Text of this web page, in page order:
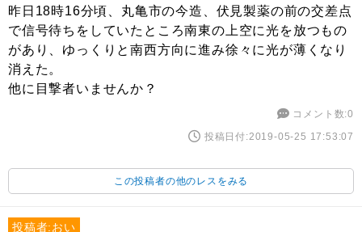
昨日18時16分頃、丸亀市の今造、伏見製薬の前の交差点
で信号待ちをしていたところ南東の上空に光を放つもの
があり、ゆっくりと南西方向に進み徐々に光が薄くなり
消えた。
他に目撃者いませんか？
コメント数:0
投稿日付:2019-05-25 17:53:07
この投稿者の他のレスをみる
投稿者:おい